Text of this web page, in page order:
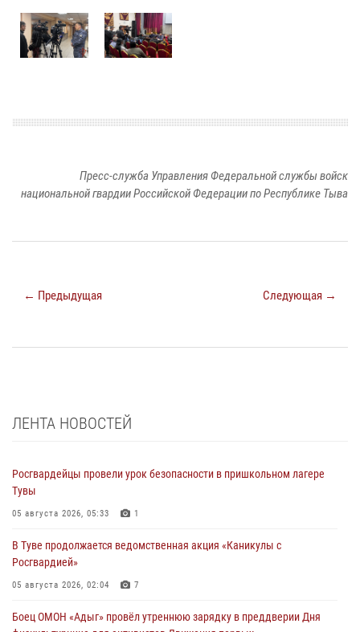
Пресс-служба Управления Федеральной службы войск
национальной гвардии Российской Федерации по Республике Тыва
← Предыдущая Следующая →
ЛЕНТА НОВОСТЕЙ
Росгвардейцы провели урок безопасности в пришкольном лагере
Тувы
05 августа 2026, 05:33 1
В Туве продолжается ведомственная акция «Каникулы с
Росгвардией»
05 августа 2026, 02:04 7
Боец ОМОН «Адыг» провёл утреннюю зарядку в преддверии Дня